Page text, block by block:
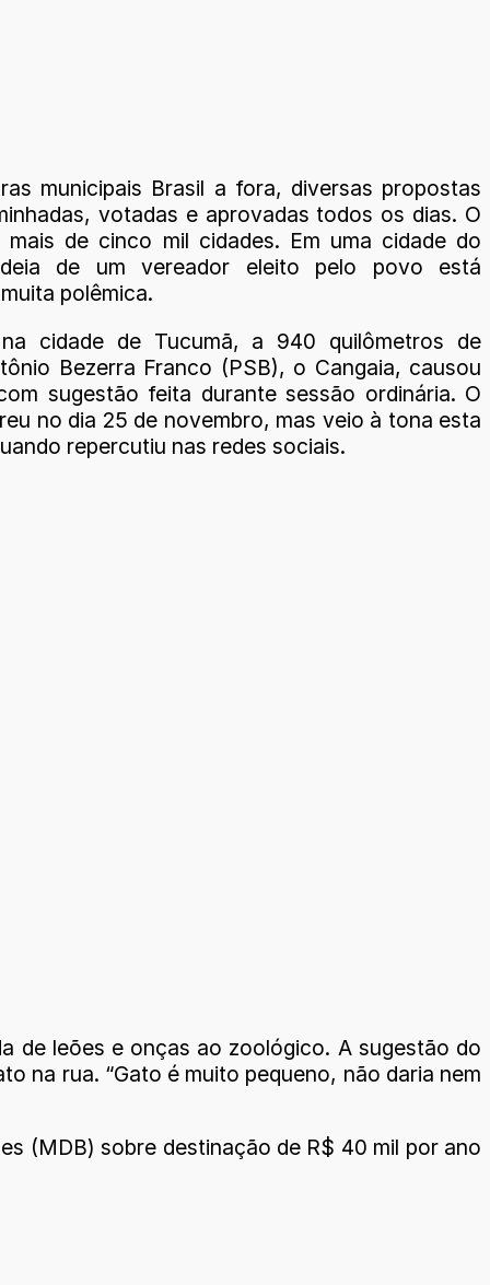
municipais Brasil a fora, diversas propostas
votadas e aprovadas todos os dias. O
mais de cinco mil cidades. Em uma cidade do
de um vereador eleito pelo povo está
polêmica.
cidade de Tucumã, a 940 quilômetros de
Bezerra Franco (PSB), o Cangaia, causou
sugestão feita durante sessão ordinária. O
no dia 25 de novembro, mas veio à tona esta
repercutiu nas redes sociais.
de leões e onças ao zoológico. A sugestão do
na rua. “Gato é muito pequeno, não daria nem
(MDB) sobre destinação de R$ 40 mil por ano